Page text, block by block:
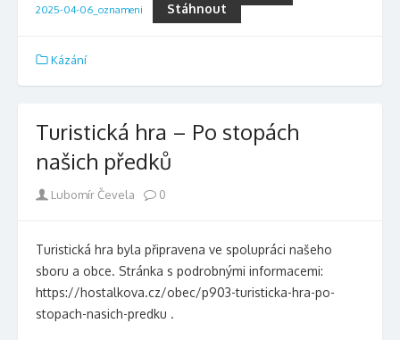
2025-04-06_oznameni Stáhnout
Kázání
Turistická hra – Po stopách
našich předků
Author
Lubomír Čevela 0
Turistická hra byla připravena ve spolupráci našeho
sboru a obce. Stránka s podrobnými informacemi:
https://hostalkova.cz/obec/p903-turisticka-hra-po-
stopach-nasich-predku .